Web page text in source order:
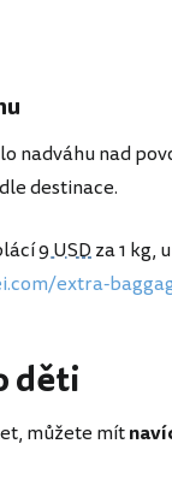
nadváhu nad
destinace.
9 USDza 1 kg,
extra-
děti
můžete mít